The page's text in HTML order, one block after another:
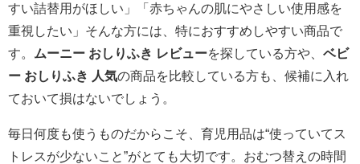
すい詰替用がほしい」「赤ちゃんの肌にやさしい使用感を
重視したい」そんな方には、特におすすめしやすい商品で
す。
ムーニー おしりふき レビューを探している方や、 ベビ
ー おしりふき 人気の商品を比較している方も、候補に入れ
ておいて損はないでしょう。
毎日何度も使うものだからこそ、育児用品は“使っていてス
トレスが少ないこと”がとても大切です。おむつ替えの時間